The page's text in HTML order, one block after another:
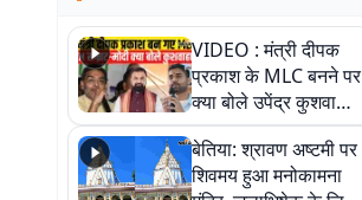
VIDEO : मंत्री दीपक
प्रकाश के MLC बनने पर
क्या बोले उपेंद्र कुशवाहा,
सुनिए
बेतिया: श्रावण अष्टमी पर
शिवमय हुआ मनोकामना